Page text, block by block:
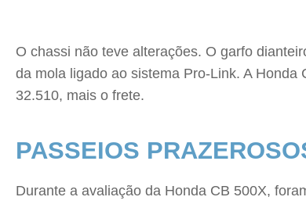
O chassi não teve alterações. O garfo
da mola ligado ao sistema Pro-Link. A
32.510, mais o frete.
PASSEIOS
Durante a avaliação da Honda CB 500X,